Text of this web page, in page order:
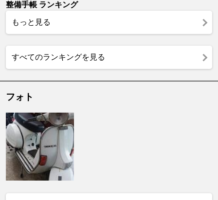
整備手帳 ランキング
もっと見る
すべてのランキングを見る
フォト